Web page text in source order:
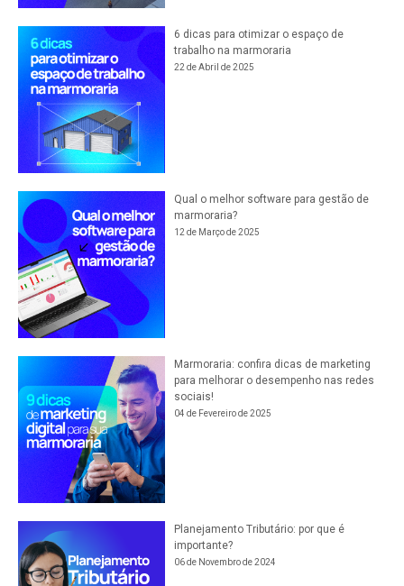
6 dicas para otimizar o espaço de
trabalho na marmoraria
22 de Abril de 2025
Qual o melhor software para gestão de
marmoraria?
12 de Março de 2025
Marmoraria: confira dicas de marketing
para melhorar o desempenho nas redes
sociais!
04 de Fevereiro de 2025
Planejamento Tributário: por que é
importante?
06 de Novembro de 2024